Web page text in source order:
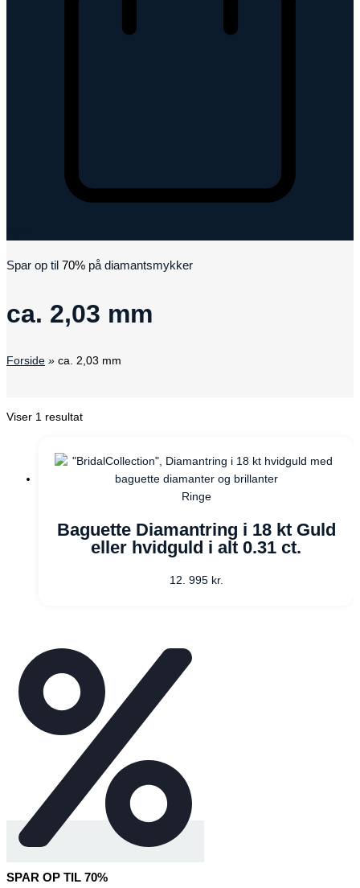
Spar op til 70% på diamantsmykker
ca. 2,03 mm
Forside » ca. 2,03 mm
Viser 1 resultat
Ringe
Baguette Diamantring i 18 kt Guld
eller hvidguld i alt 0.31 ct.
12. 995 kr.
SPAR OP TIL 70%